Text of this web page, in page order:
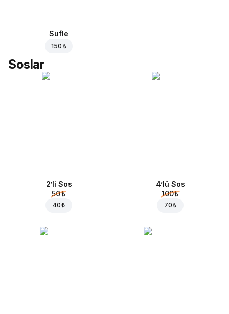
Sufle
150 ₺
Soslar
2’li Sos
50 ₺
40 ₺
4’lü Sos
100 ₺
70 ₺